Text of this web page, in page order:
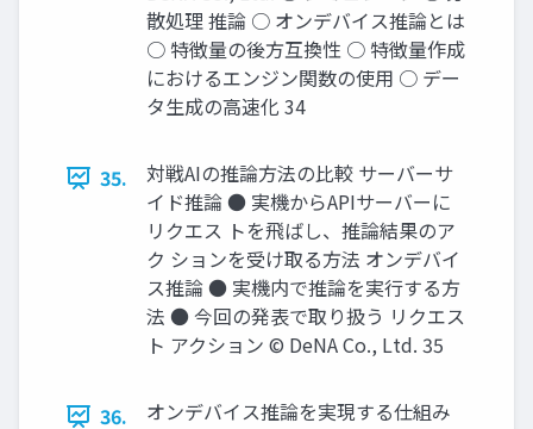
散処理 推論 ○ オンデバイス推論とは
○ 特徴量の後方互換性 ○ 特徴量作成
におけるエンジン関数の使用 ○ デー
タ生成の高速化 34
35.
対戦AIの推論方法の比較 サーバーサ
イド推論 ● 実機からAPIサーバーに
リクエス トを飛ばし、推論結果のア
ク ションを受け取る方法 オンデバイ
ス推論 ● 実機内で推論を実行する方
法 ● 今回の発表で取り扱う リクエス
ト アクション © DeNA Co., Ltd. 35
36.
オンデバイス推論を実現する仕組み